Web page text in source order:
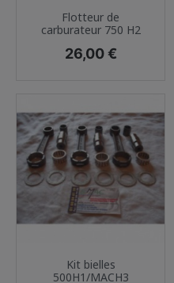
Flotteur de
carburateur 750 H2
Prix
26,00 €
Kit bielles
500H1/MACH3